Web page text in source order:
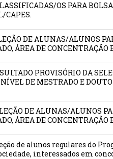
OS PARA
CAPES.
DE ALUNAS/ALUNOS
ÁREA DE CONCENTRAÇÃO
PROVISÓRIO DA
DE MESTRADO E
DE ALUNAS/ALUNOS
ÁREA DE CONCENTRAÇÃO
de alunos regulares do
interessados em